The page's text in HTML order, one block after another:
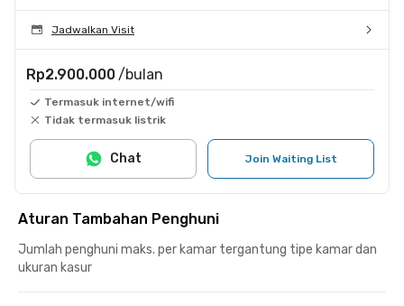
Jadwalkan Visit
Rp2.900.000 /bulan
Termasuk internet/wifi
Tidak termasuk listrik
Join Waiting List
Chat
Aturan Tambahan Penghuni
Jumlah penghuni maks. per kamar tergantung tipe kamar dan
ukuran kasur